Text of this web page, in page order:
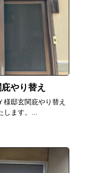
やり替え
様邸玄関庇やり替え
ます。...